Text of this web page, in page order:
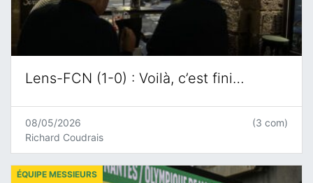
Lens-FCN (1-0) : Voilà, c’est fini…
08/05/2026
Richard Coudrais
(3 com)
ÉQUIPE MESSIEURS